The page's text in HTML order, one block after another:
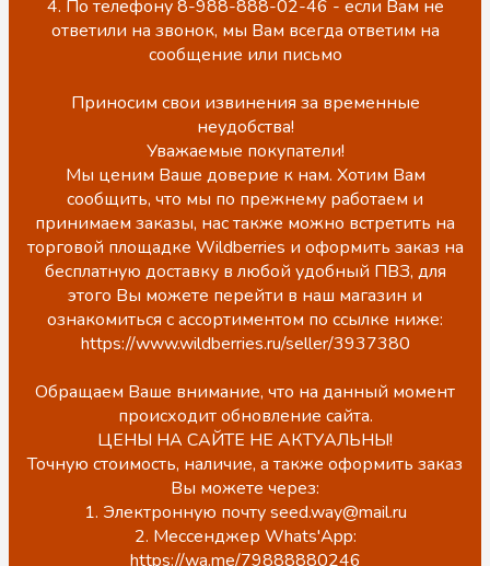
4. По телефону 8-988-888-02-46 - если Вам не
ответили на звонок, мы Вам всегда ответим на
сообщение или письмо
Приносим свои извинения за временные
неудобства!
Уважаемые покупатели!
Мы ценим Ваше доверие к нам. Хотим Вам
сообщить, что мы по прежнему работаем и
принимаем заказы, нас также можно встретить на
торговой площадке Wildberries и оформить заказ на
бесплатную доставку в любой удобный ПВЗ, для
этого Вы можете перейти в наш магазин и
ознакомиться с ассортиментом по ссылке ниже:
https://www.wildberries.ru/seller/3937380
Обращаем Ваше внимание, что на данный момент
происходит обновление сайта.
ЦЕНЫ НА САЙТЕ НЕ АКТУАЛЬНЫ!
Точную стоимость, наличие, а также оформить заказ
Вы можете через:
1. Электронную почту seed.way@mail.ru
2. Мессенджер Whats'App:
https://wa.me/79888880246